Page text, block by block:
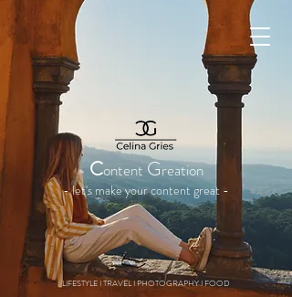
Aspire to inspire
ContentGreation
- let's make your content great -
LIFESTYLE I TRAVEL I PHOTOGRAPHY I FOOD